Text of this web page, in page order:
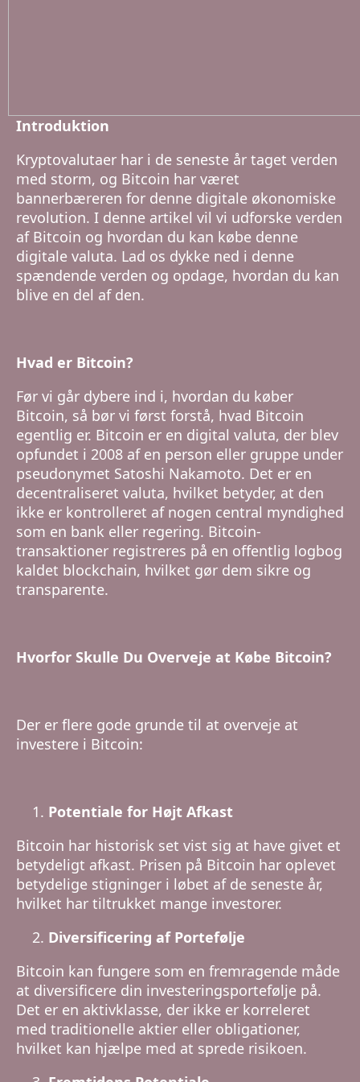
Introduktion
Kryptovalutaer har i de seneste år taget verden
med storm, og Bitcoin har været
bannerbæreren for denne digitale økonomiske
revolution. I denne artikel vil vi udforske verden
af Bitcoin og hvordan du kan købe denne
digitale valuta. Lad os dykke ned i denne
spændende verden og opdage, hvordan du kan
blive en del af den.
Hvad er Bitcoin?
Før vi går dybere ind i, hvordan du køber
Bitcoin, så bør vi først forstå, hvad Bitcoin
egentlig er. Bitcoin er en digital valuta, der blev
opfundet i 2008 af en person eller gruppe under
pseudonymet Satoshi Nakamoto. Det er en
decentraliseret valuta, hvilket betyder, at den
ikke er kontrolleret af nogen central myndighed
som en bank eller regering. Bitcoin-
transaktioner registreres på en offentlig logbog
kaldet blockchain, hvilket gør dem sikre og
transparente.
Hvorfor Skulle Du Overveje at Købe Bitcoin?
Der er flere gode grunde til at overveje at
investere i Bitcoin:
Potentiale for Højt Afkast
Bitcoin har historisk set vist sig at have givet et
betydeligt afkast. Prisen på Bitcoin har oplevet
betydelige stigninger i løbet af de seneste år,
hvilket har tiltrukket mange investorer.
Diversificering af Portefølje
Bitcoin kan fungere som en fremragende måde
at diversificere din investeringsportefølje på.
Det er en aktivklasse, der ikke er korreleret
med traditionelle aktier eller obligationer,
hvilket kan hjælpe med at sprede risikoen.